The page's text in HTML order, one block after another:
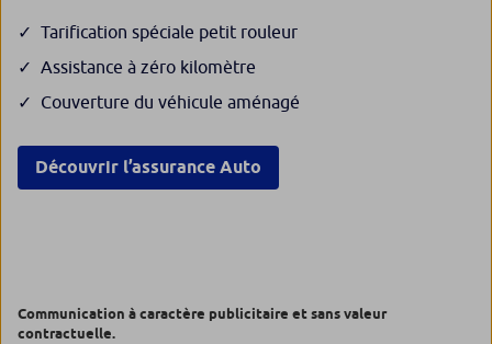
Tarification spéciale petit rouleur
Assistance à zéro kilomètre
Couverture du véhicule aménagé
Découvrir l’assurance Auto
Communication à caractère publicitaire et sans valeur
contractuelle.